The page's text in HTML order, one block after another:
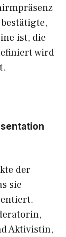
ist, die
wird
der
sie
Aktivistin,